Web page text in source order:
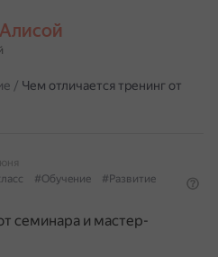
/ Чем отличается тренинг от
#Обучение
#Развитие
семинара и мастер-